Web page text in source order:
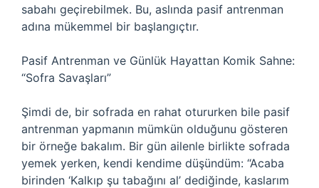
sabahı geçirebilmek. Bu, aslında pasif antrenman
adına mükemmel bir başlangıçtır.
Pasif Antrenman ve Günlük Hayattan Komik Sahne:
“Sofra Savaşları”
Şimdi de, bir sofrada en rahat otururken bile pasif
antrenman yapmanın mümkün olduğunu gösteren
bir örneğe bakalım. Bir gün ailenle birlikte sofrada
yemek yerken, kendi kendime düşündüm: “Acaba
birinden ‘Kalkıp şu tabağını al’ dediğinde, kaslarım